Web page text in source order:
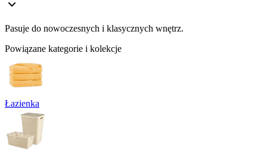
Pasuje do nowoczesnych i klasycznych wnętrz.
Powiązane kategorie i kolekcje
Łazienka